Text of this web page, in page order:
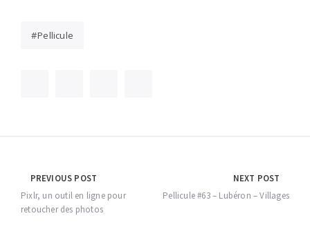
Pellicule
Navigation
de
l’article
PREVIOUS POST
Pixlr, un outil en ligne pour
retoucher des photos
NEXT POST
Pellicule #63 – Lubéron – Villages